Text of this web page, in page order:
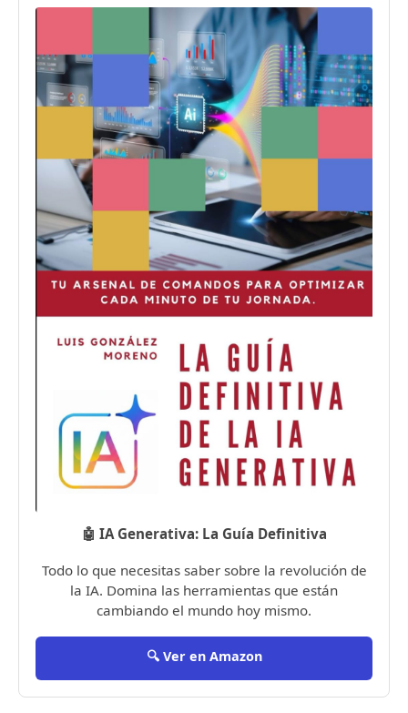
🤖 IA Generativa: La Guía Definitiva
Todo lo que necesitas saber sobre la revolución de
la IA. Domina las herramientas que están
cambiando el mundo hoy mismo.
🔍 Ver en Amazon